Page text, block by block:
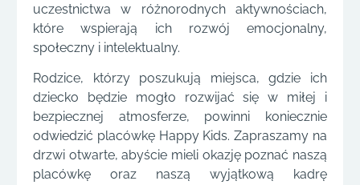
uczestnictwa w różnorodnych aktywnościach,
które wspierają ich rozwój emocjonalny,
społeczny i intelektualny.
Rodzice, którzy poszukują miejsca, gdzie ich
dziecko będzie mogło rozwijać się w miłej i
bezpiecznej atmosferze, powinni koniecznie
odwiedzić placówkę Happy Kids. Zapraszamy na
drzwi otwarte, abyście mieli okazję poznać naszą
placówkę oraz naszą wyjątkową kadrę